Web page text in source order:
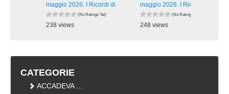
maggio 2026. I Ricordi di
(No Ratings Yet)
238 views
maggio 2026. I Ricordi di
(No Ratings Yet)
248 views
CATEGORIE
ACCADEVA …